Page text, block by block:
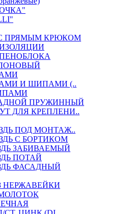
ПРЯМЫМ КРЮКОМ
И ШИПАМИ (..
ПРУЖИННЫЙ
ДЛЯ КРЕПЛЕНИ..
ПОД МОНТАЖ..
С БОРТИКОМ
ЗАБИВАЕМЫЙ
ПОТАЙ
ФАСАДНЫЙ
НЕРЖАВЕЙКИ
МОЛОТОК